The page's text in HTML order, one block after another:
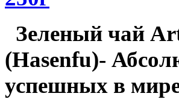
Зеленый чай
(Hasenfu)-
успешных в